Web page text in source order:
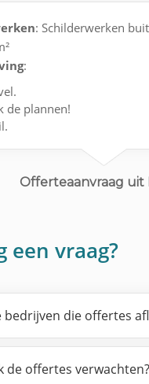
: Schilderwerken
:
de plannen!
Offerteaanvraag uit
een vraag?
bedrijven die offertes
de offertes verwachten?